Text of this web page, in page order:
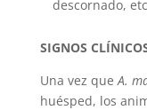
descornado,
SIGNOS
Una vez que A.
huésped, los